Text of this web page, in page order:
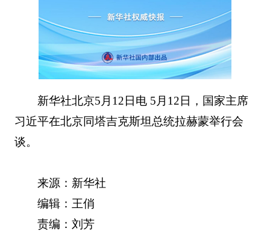
新华社北京5月12日电 5月12日，国家主席
习近平在北京同塔吉克斯坦总统拉赫蒙举行会
谈。
来源：新华社
编辑：王俏
责编：刘芳